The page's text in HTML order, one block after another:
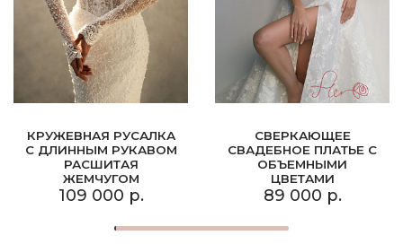
КРУЖЕВНАЯ РУСАЛКА
С ДЛИННЫМ РУКАВОМ
РАСШИТАЯ
ЖЕМЧУГОМ
109 000 р.
СВЕРКАЮЩЕЕ
СВАДЕБНОЕ ПЛАТЬЕ С
ОБЪЕМНЫМИ
ЦВЕТАМИ
89 000 р.